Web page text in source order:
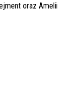
oraz Amelii